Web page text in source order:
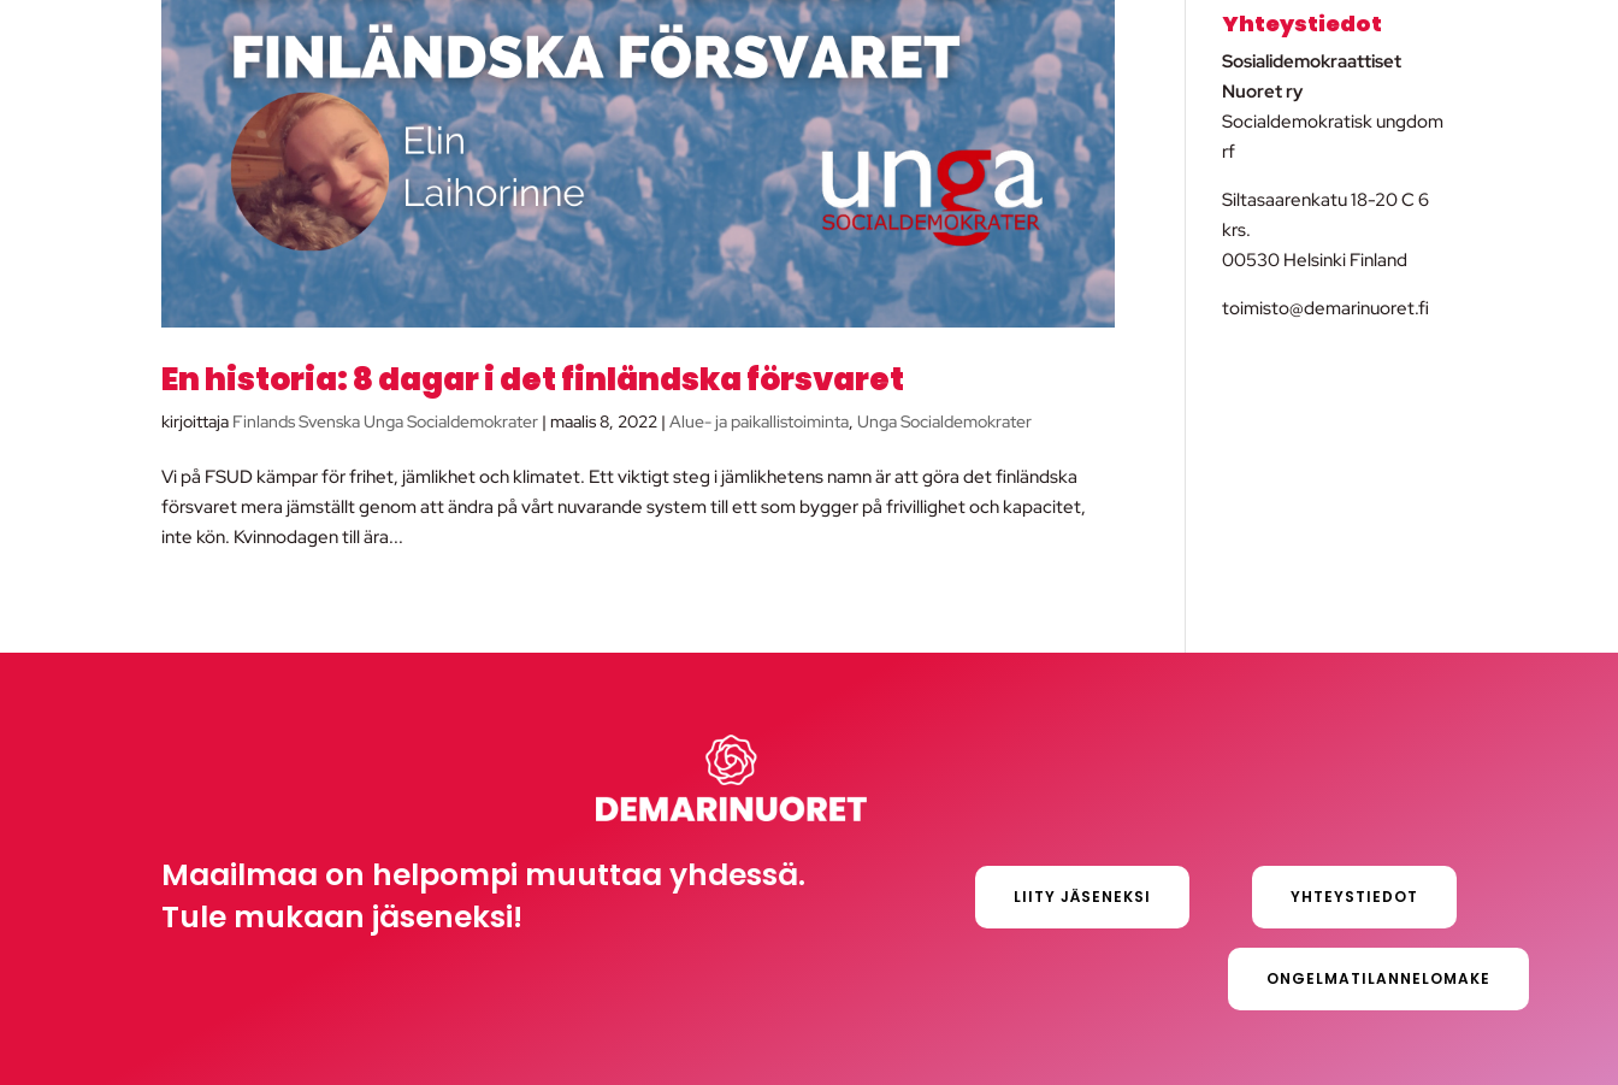
En historia: 8 dagar i det finländska försvaret
kirjoittaja Finlands Svenska Unga Socialdemokrater |maalis 8, 2022 |Alue- ja paikallistoiminta, Unga Socialdemokrater
Vi på FSUD kämpar för frihet, jämlikhet och klimatet. Ett viktigt steg i jämlikhetens namn är att göra det finländska
försvaret mera jämställt genom att ändra på vårt nuvarande system till ett som bygger på frivillighet och kapacitet,
inte kön. Kvinnodagen till ära...
Yhteystiedot
Sosialidemokraattiset
Nuoret ry
Socialdemokratisk ungdom
rf
Siltasaarenkatu 18-20 C 6
krs.
00530 Helsinki Finland
toimisto@demarinuoret.fi
Maailmaa on helpompi muuttaa yhdessä.
Tule mukaan jäseneksi!
LIITY JÄSENEKSI YHTEYSTIEDOT
ONGELMATILANNELOMAKE